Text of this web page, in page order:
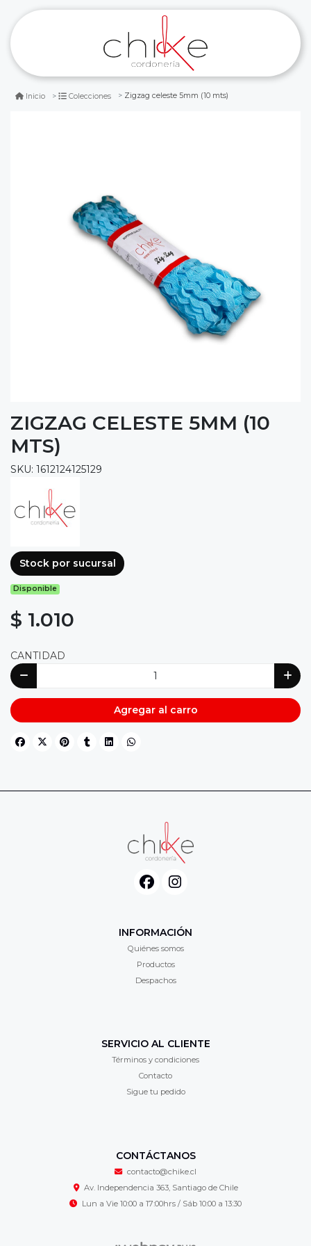
Inicio Colecciones Zigzag celeste 5mm (10 mts)
ZIGZAG CELESTE 5MM (10
MTS)
SKU: 1612124125129
Stock por sucursal
Disponible
$ 1.010
CANTIDAD
Agregar al carro
INFORMACIÓN
Quiénes somos
Productos
Despachos
SERVICIO AL CLIENTE
Términos y condiciones
Contacto
Sigue tu pedido
CONTÁCTANOS
contacto@chike.cl
Av. Independencia 363, Santiago de Chile
Lun a Vie 10:00 a 17:00hrs / Sáb 10:00 a 13:30